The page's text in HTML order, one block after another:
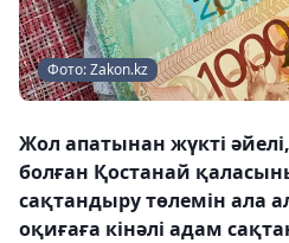
Фото: Zakon.kz
Жол апатынан жүкті
болған Қостанай
сақтандыру төлемін ала
оқиғаға кінәлі адам